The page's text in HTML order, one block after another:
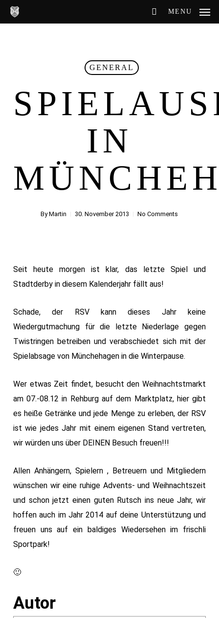
Skip
to
MENU
GENERAL
IN
By Martin 30. November 2013 No Comments
Seit heute morgen ist klar, das letzte Spiel und
Stadtderby in diesem Kalenderjahr fällt aus!
Schade, der RSV kann dieses Jahr keine
Wiedergutmachung für die letzte Niederlage gegen
Twistringen betreiben und verabschiedet sich mit der
Spielabsage von Münchehagen in die Winterpause.
Wer etwas Zeit findet, besucht den Weihnachtstmarkt
am 07.-08.12 in Rehburg auf dem Marktplatz, hier gibt
es heiße Getränke und jede Menge zu erleben, der RSV
ist wie jedes Jahr mit einem eigenen Stand vertreten,
wir würden uns über DEINEN Besuch freuen!!!
Allen Anhängern, Spielern , Betreuern und Mitgliedern
wünschen wir eine ruhige Advents- und Weihnachtszeit
und schon jetzt einen guten Rutsch ins neue Jahr, wir
hoffen auch im Jahr 2014 auf deine Unterstützung und
freuen uns auf ein baldiges Wiedersehen im frischli
Sportpark!
🙂
Autor